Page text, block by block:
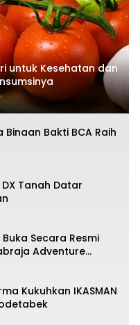
untuk Kesehatan dan
Binaan Bakti BCA Raih
Tanah Datar
Secara Resmi
Adventure
Kukuhkan IKASMAN